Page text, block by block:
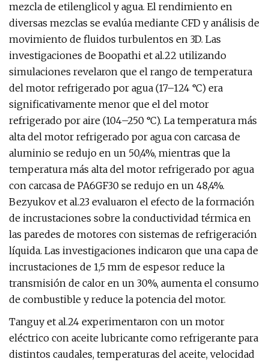
mezcla de etilenglicol y agua. El rendimiento en
diversas mezclas se evalúa mediante CFD y análisis de
movimiento de fluidos turbulentos en 3D. Las
investigaciones de Boopathi et al.22 utilizando
simulaciones revelaron que el rango de temperatura
del motor refrigerado por agua (17–124 °C) era
significativamente menor que el del motor
refrigerado por aire (104–250 °C). La temperatura más
alta del motor refrigerado por agua con carcasa de
aluminio se redujo en un 50,4%, mientras que la
temperatura más alta del motor refrigerado por agua
con carcasa de PA6GF30 se redujo en un 48,4%.
Bezyukov et al.23 evaluaron el efecto de la formación
de incrustaciones sobre la conductividad térmica en
las paredes de motores con sistemas de refrigeración
líquida. Las investigaciones indicaron que una capa de
incrustaciones de 1,5 mm de espesor reduce la
transmisión de calor en un 30%, aumenta el consumo
de combustible y reduce la potencia del motor.
Tanguy et al.24 experimentaron con un motor
eléctrico con aceite lubricante como refrigerante para
distintos caudales, temperaturas del aceite, velocidad